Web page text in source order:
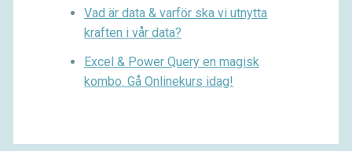
Vad är data & varför ska vi utnytta
kraften i vår data?
Excel & Power Query en magisk
kombo. Gå Onlinekurs idag!